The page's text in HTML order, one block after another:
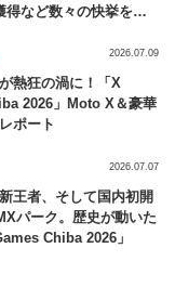
得など数々の快挙をプ
熱狂の渦に！「X
2026」Moto X＆豪華
ポート
2026.07.09
王者、そして国内初開
パーク。歴史が動いた
Chiba 2026」
2026.07.07